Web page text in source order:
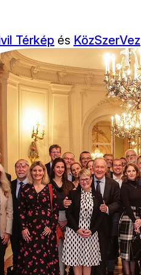
Térkép és KözSzerVez